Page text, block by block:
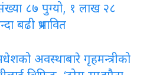
८७ पुग्यो, १ लाख २८
बढी प्रभावित
अवस्थाबारे गृहमन्त्रीको